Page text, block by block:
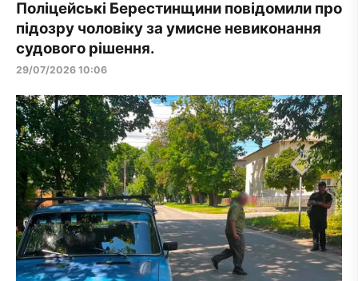
Поліцейські Берестинщини повідомили про
підозру чоловіку за умисне невиконання
судового рішення.
29/07/2026 10:06